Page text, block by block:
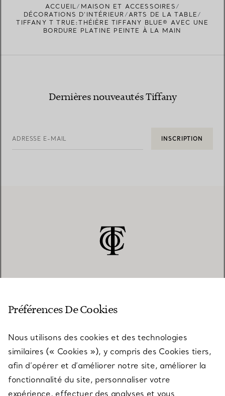
ACCUEIL
MAISON ET ACCESSOIRES
DÉCORATIONS D'INTÉRIEUR
ARTS DE LA TABLE
TIFFANY T TRUE:THÉIÈRE TIFFANY BLUE® AVEC UNE
BORDURE PLATINE PEINTE À LA MAIN
Dernières nouveautés Tiffany
ADRESSE E-MAIL INSCRIPTION
SERVICES
À PROPOS
Préférences De Cookies
Nous utilisons des cookies et des technologies
similaires (« Cookies »), y compris des Cookies tiers,
afin d’opérer et d’améliorer notre site, améliorer la
fonctionnalité du site, personnaliser votre
expérience, effectuer des analyses et vous